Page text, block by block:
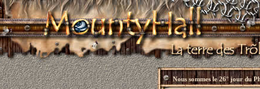
Nous sommes le26° jour du